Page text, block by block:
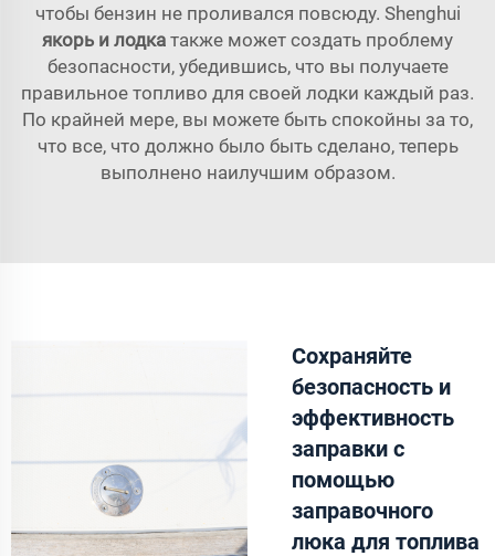
чтобы бензин не проливался повсюду. Shenghui
якорь и лодка также может создать проблему
безопасности, убедившись, что вы получаете
правильное топливо для своей лодки каждый раз.
По крайней мере, вы можете быть спокойны за то,
что все, что должно было быть сделано, теперь
выполнено наилучшим образом.
Сохраняйте
безопасность и
эффективность
заправки с
помощью
заправочного
люка для топлива